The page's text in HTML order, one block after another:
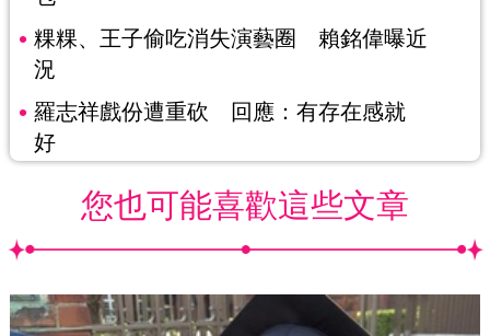
粿粿、王子偷吃消失演藝圈 賴銘偉曝近
況
羅志祥戲份遭重砍 回應：有存在感就
好
您也可能喜歡這些文章